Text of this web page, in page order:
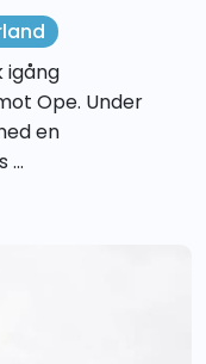
igång
Ope. Under
en
...